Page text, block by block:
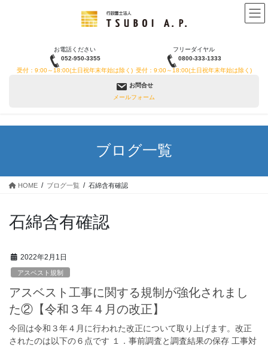
お電話ください
052-950-3355
受付：9:00～18:00(土日祝年末年始は除く)
フリーダイヤル
0800-333-1333
受付：9:00～18:00(土日祝年末年始は除く)
お問合せ
メールフォーム
ブログ一覧
HOME ブログ一覧 石綿含有確認
石綿含有確認
2022年2月1日
アスベスト規制
アスベスト工事に関する規制が強化されまし
た②【令和３年４月の改正】
今回は令和３年４月に行われた改正について取り上げます。改正
されたのは以下の６点です １．事前調査と調査結果の保存 工事対